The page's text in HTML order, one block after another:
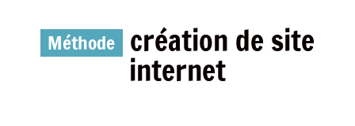
Méthode création de site
internet